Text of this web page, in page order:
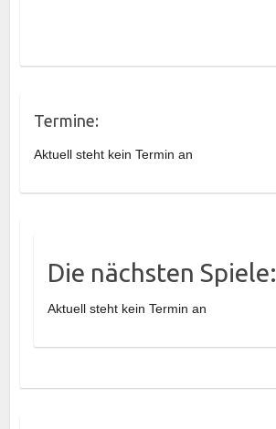
Termine:
Aktuell steht kein Termin an
Die nächsten Spiele:
Aktuell steht kein Termin an